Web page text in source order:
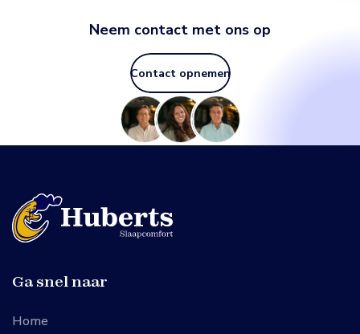
Neem contact met ons op
Contact opnemen
Ga snel naar
Home